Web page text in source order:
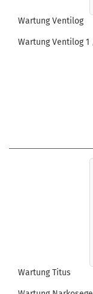
Wartung Ventilog
Wartung Ventilog
Wartung Titus